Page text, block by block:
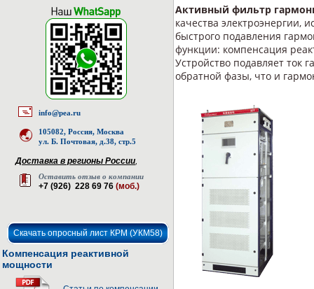
info@pea.ru
105082, Россия, Москва
ул. Б. Почтовая, д.38, стр.5
Доставка в регионы России,
Оставить отзыв о компании
+7 (926) 228 69 76 (моб.)
Скачать опросный лист КРМ (УКМ58)
Компенсация реактивной
мощности
Активный фильтр
качества электроэнергии,
быстрого подавления
функции: компенсация
Устройство подавляет ток
обратной фазы, что и